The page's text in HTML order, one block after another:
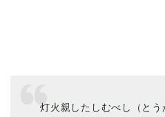
灯火親したしむべし（とう